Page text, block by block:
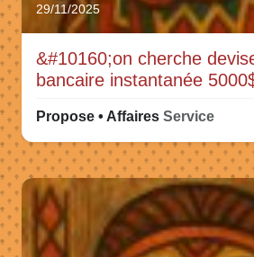
29/11/2025
&#10160;on cherche
bancaire instantanée
Propose • Affaires Service